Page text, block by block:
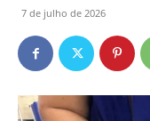
7 de julho de 2026